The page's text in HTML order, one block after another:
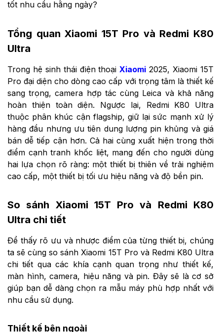
tốt nhu cầu hằng ngày?
Tổng quan Xiaomi 15T Pro và Redmi K80
Ultra
Trong hệ sinh thái điện thoạiXiaomi 2025, Xiaomi 15T
Pro đại diện cho dòng cao cấp với trọng tâm là thiết kế
sang trọng, camera hợp tác cùng Leica và khả năng
hoàn thiện toàn diện. Ngược lại, Redmi K80 Ultra
thuộc phân khúc cận flagship, giữ lại sức mạnh xử lý
hàng đầu nhưng ưu tiên dung lượng pin khủng và giá
bán dễ tiếp cận hơn. Cả hai cùng xuất hiện trong thời
điểm cạnh tranh khốc liệt, mang đến cho người dùng
hai lựa chọn rõ ràng: một thiết bị thiên về trải nghiệm
cao cấp, một thiết bị tối ưu hiệu năng và độ bền pin.
So sánh Xiaomi 15T Pro và Redmi K80
Ultra chi tiết
Để thấy rõ ưu và nhược điểm của từng thiết bị, chúng
ta sẽ cùng so sánh Xiaomi 15T Pro và Redmi K80 Ultra
chi tiết qua các khía cạnh quan trọng như thiết kế,
màn hình, camera, hiệu năng và pin. Đây sẽ là cơ sở
giúp bạn dễ dàng chọn ra mẫu máy phù hợp nhất với
nhu cầu sử dụng.
Thiết kế bên ngoài